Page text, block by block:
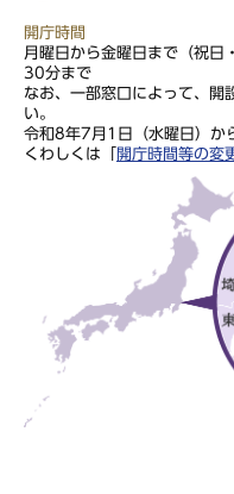
開庁時間
月曜日から金曜日まで（祝日
30分まで
なお、一部窓口によって、開
い。
令和8年7月1日（水曜日）か
くわしくは「
開庁時間等の変